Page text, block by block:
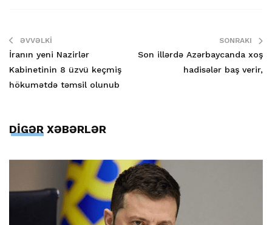
ƏVVƏLKI
İranın yeni Nazirlər
Kabinetinin 8 üzvü keçmiş
hökumətdə təmsil olunub
SONRAKI
Son illərdə Azərbaycanda xoş
hadisələr baş verir,
DİGƏR XƏBƏRLƏR